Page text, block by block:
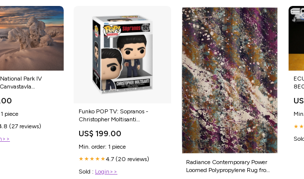
Park IV
piece
(27 reviews)
Funko POP TV: Sopranos -
Christopher Moltisanti
US$ 199.00
Min. order: 1 piece
★★★★★4.7 (20 reviews)
Sold : Login>>
Radiance Contemporary Power
Loomed Polypropylene Rug from